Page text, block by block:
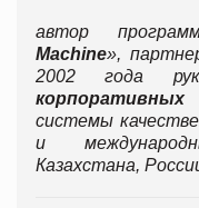
автор
Machine»,
2002 года
корпоративных
системы
и
Казахстана,